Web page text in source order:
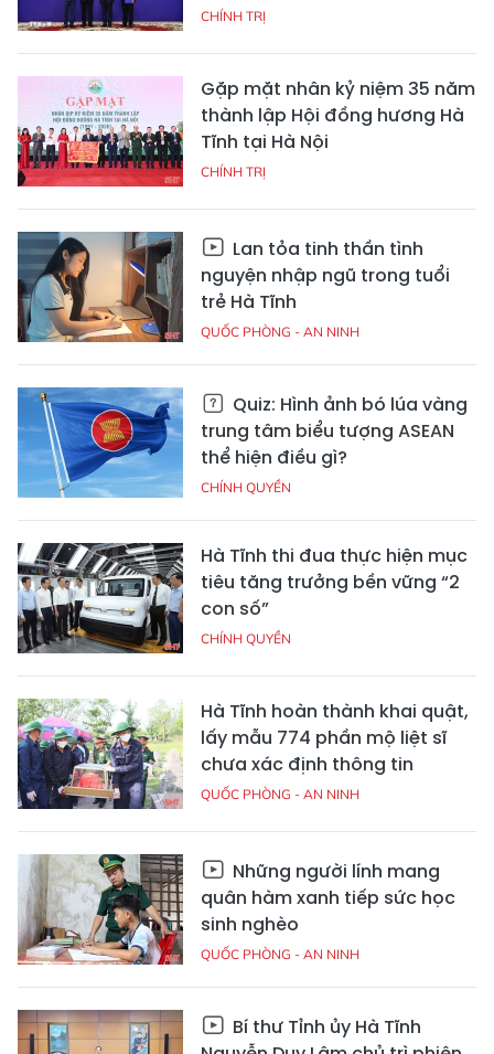
CHÍNH TRỊ
Gặp mặt nhân kỷ niệm 35 năm
thành lập Hội đồng hương Hà
Tĩnh tại Hà Nội
CHÍNH TRỊ
Lan tỏa tinh thần tình
nguyện nhập ngũ trong tuổi
trẻ Hà Tĩnh
QUỐC PHÒNG - AN NINH
Quiz: Hình ảnh bó lúa vàng
trung tâm biểu tượng ASEAN
thể hiện điều gì?
CHÍNH QUYỀN
Hà Tĩnh thi đua thực hiện mục
tiêu tăng trưởng bền vững “2
con số”
CHÍNH QUYỀN
Hà Tĩnh hoàn thành khai quật,
lấy mẫu 774 phần mộ liệt sĩ
chưa xác định thông tin
QUỐC PHÒNG - AN NINH
Những người lính mang
quân hàm xanh tiếp sức học
sinh nghèo
QUỐC PHÒNG - AN NINH
Bí thư Tỉnh ủy Hà Tĩnh